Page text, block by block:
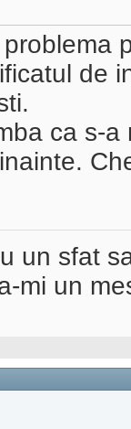
de
ca s-
un sfat
mi un